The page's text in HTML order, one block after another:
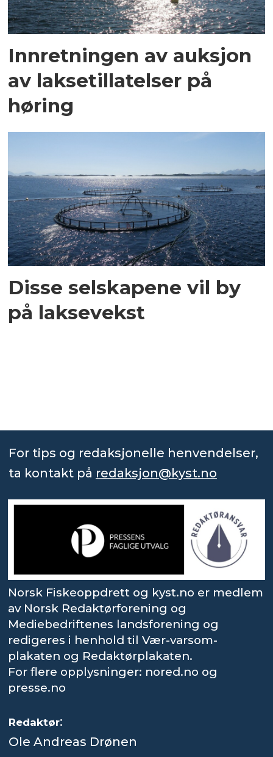
Innretningen av auksjon
av laksetillatelser på
høring
Disse selskapene vil by
på laksevekst
For tips og redaksjonelle henvendelser,
ta kontakt på redaksjon@kyst.no
Norsk Fiskeoppdrett og kyst.no er medlem
av Norsk Redaktørforening og
Mediebedriftenes landsforening og
redigeres i henhold til Vær-varsom-
plakaten og Redaktørplakaten.
For flere opplysninger: nored.no og
presse.no
Redaktør:
Ole Andreas Drønen